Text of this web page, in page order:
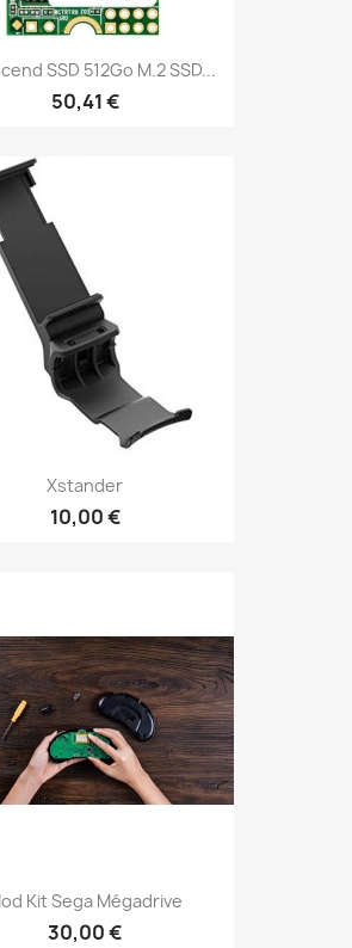
SSD 512Go M.2 SSD...
50,41 €
Xstander
10,00 €
Kit Sega Mégadrive
30,00 €